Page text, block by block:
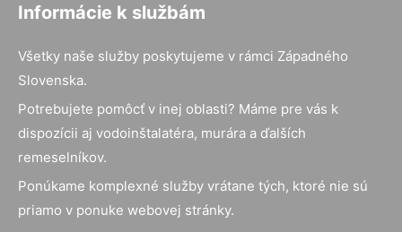
Informácie k službám
Všetky naše služby poskytujeme v rámci Západného
Slovenska.
Potrebujete pomôcť v inej oblasti? Máme pre vás k
dispozícii aj vodoinštalatéra, murára a ďalších
remeselníkov.
Ponúkame komplexné služby vrátane tých, ktoré nie sú
priamo v ponuke webovej stránky.